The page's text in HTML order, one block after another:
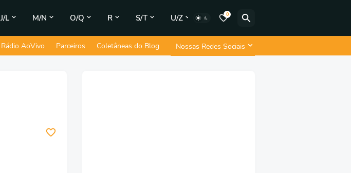
J/L M/N O/Q R S/T U/Z 0
Rádio AoVivo Parceiros Coletâneas do Blog Nossas Redes Sociais